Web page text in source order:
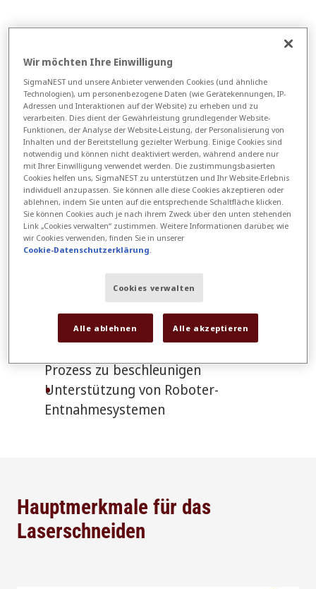
Funktionen
Ecken für kürzere Bearbeitungszeiten
und erhöhte Handhabungssicherheit
automatisch entgraten
Prozess zu beschleunigen
Unterstützung von Roboter-
Entnahmesystemen
Hauptmerkmale für das
Laserschneiden
Wir möchten Ihre Einwilligung
SigmaNEST und unsere Anbieter verwenden Cookies (und ähnliche
Technologien), um personenbezogene Daten (wie Gerätekennungen, IP-
Adressen und Interaktionen auf der Website) zu erheben und zu
verarbeiten. Dies dient der Gewährleistung grundlegender Website-
Funktionen, der Analyse der Website-Leistung, der Personalisierung von
Inhalten und der Bereitstellung gezielter Werbung. Einige Cookies sind
notwendig und können nicht deaktiviert werden, während andere nur
mit Ihrer Einwilligung verwendet werden. Die zustimmungsbasierten
Cookies helfen uns, SigmaNEST zu unterstützen und Ihr Website-Erlebnis
individuell anzupassen. Sie können alle diese Cookies akzeptieren oder
ablehnen, indem Sie unten auf die entsprechende Schaltfläche klicken.
Sie können Cookies auch je nach ihrem Zweck über den unten stehenden
Link „Cookies verwalten“ zustimmen. Weitere Informationen darüber, wie
wir Cookies verwenden, finden Sie in unserer
Cookie-Datenschutzerklärung
Cookies verwalten
Alle ablehnen Alle akzeptieren